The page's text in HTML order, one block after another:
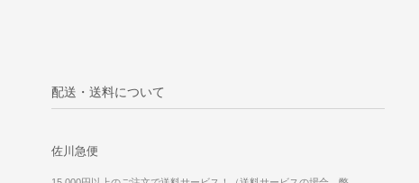
配送・送料について
佐川急便